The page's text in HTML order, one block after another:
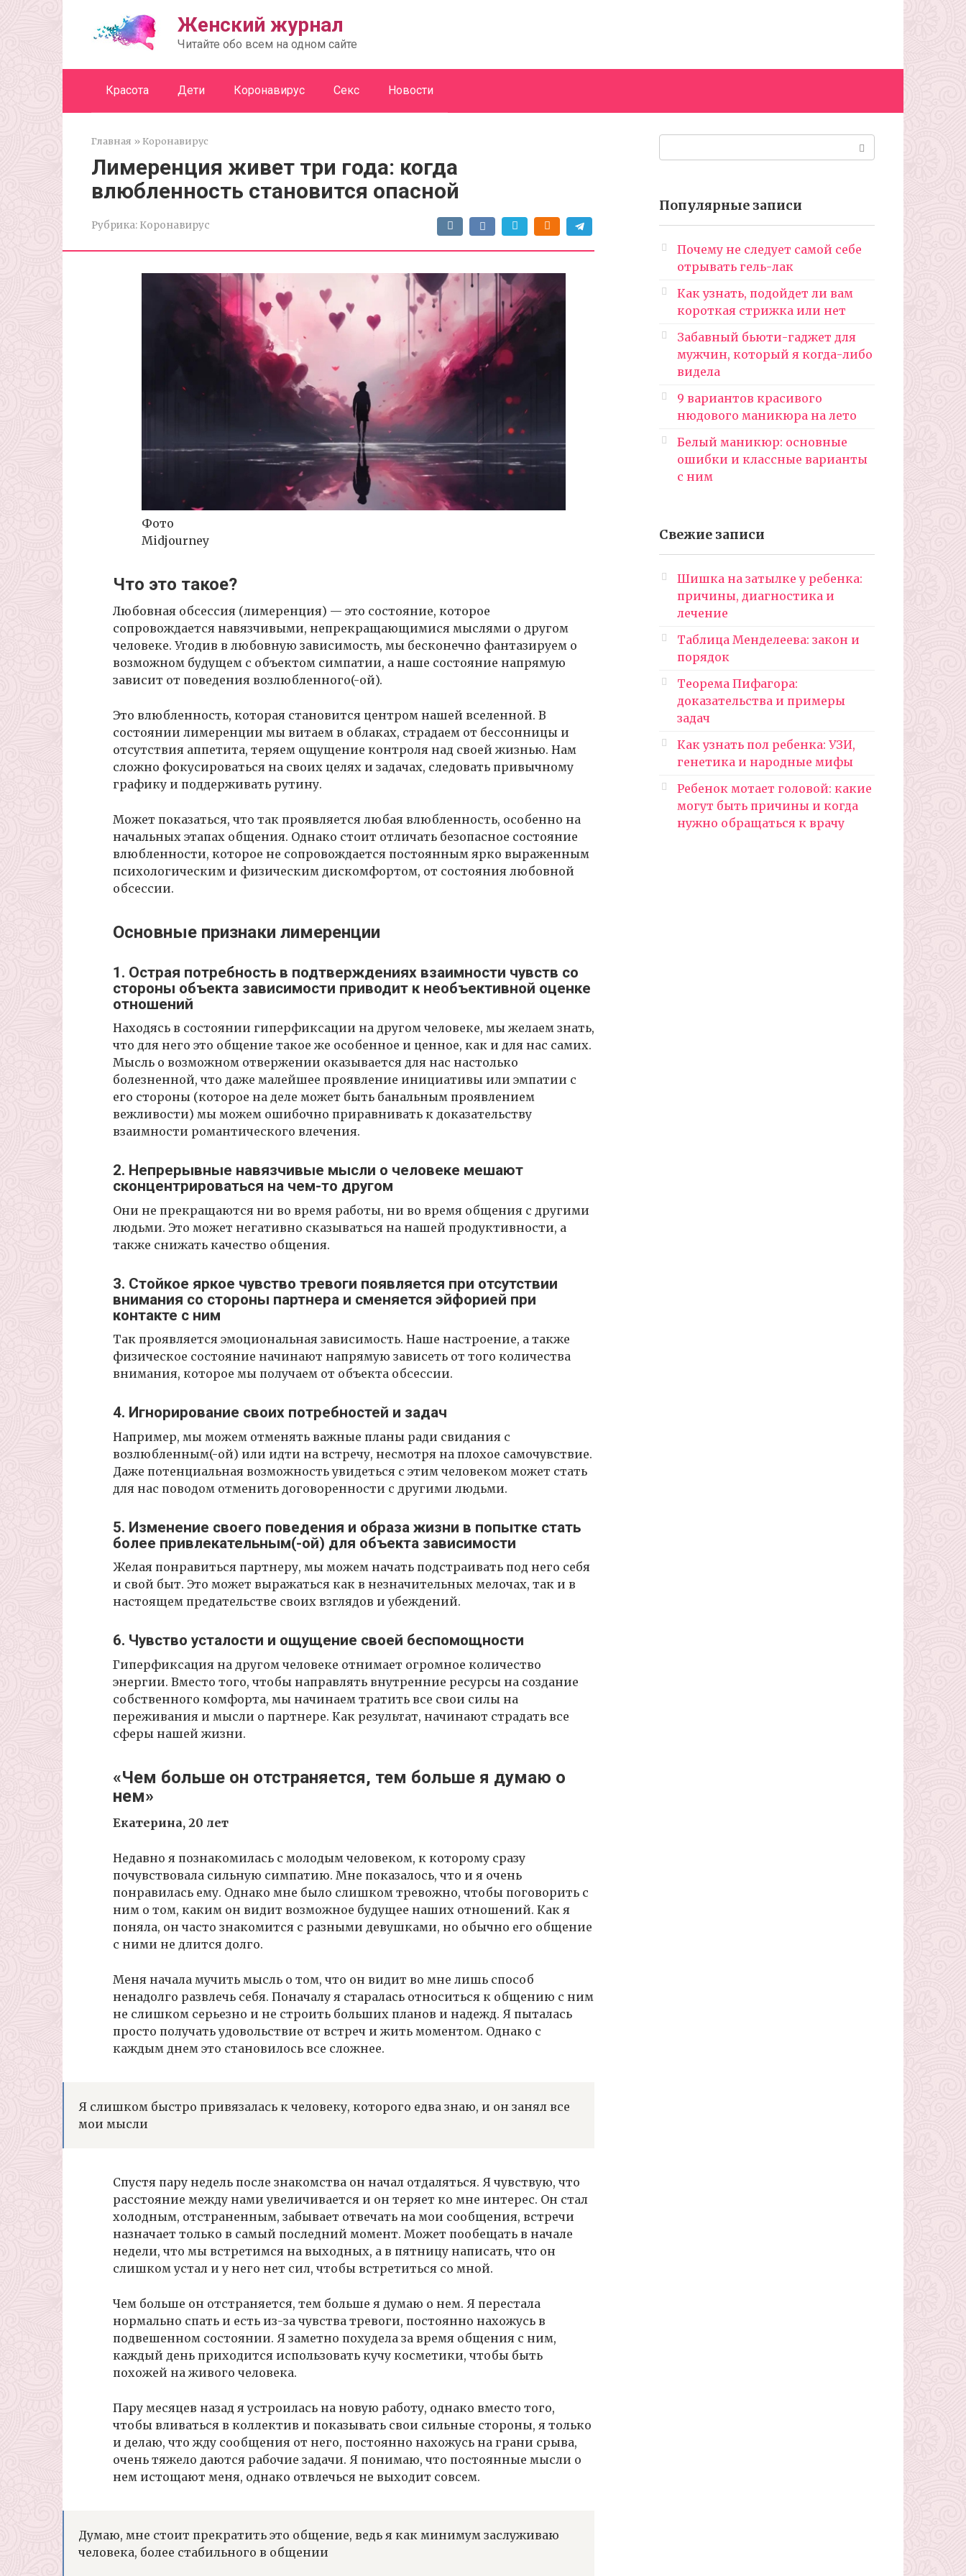
Женский журнал
Читайте обо всем на одном сайте
Красота Дети Коронавирус Секс Новости
Главная »Коронавирус
Лимеренция живет три года: когда
влюбленность становится опасной
Рубрика: Коронавирус
Фото
Midjourney
Что это такое?
Любовная обсессия (лимеренция) — это состояние, которое
сопровождается навязчивыми, непрекращающимися мыслями о другом
человеке. Угодив в любовную зависимость, мы бесконечно фантазируем о
возможном будущем с объектом симпатии, а наше состояние напрямую
зависит от поведения возлюбленного(-ой).
Это влюбленность, которая становится центром нашей вселенной. В
состоянии лимеренции мы витаем в облаках, страдаем от бессонницы и
отсутствия аппетита, теряем ощущение контроля над своей жизнью. Нам
сложно фокусироваться на своих целях и задачах, следовать привычному
графику и поддерживать рутину.
Может показаться, что так проявляется любая влюбленность, особенно на
начальных этапах общения. Однако стоит отличать безопасное состояние
влюбленности, которое не сопровождается постоянным ярко выраженным
психологическим и физическим дискомфортом, от состояния любовной
обсессии.
Основные признаки лимеренции
1. Острая потребность в подтверждениях взаимности чувств со
стороны объекта зависимости приводит к необъективной оценке
отношений
Находясь в состоянии гиперфиксации на другом человеке, мы желаем знать,
что для него это общение такое же особенное и ценное, как и для нас самих.
Мысль о возможном отвержении оказывается для нас настолько
болезненной, что даже малейшее проявление инициативы или эмпатии с
его стороны (которое на деле может быть банальным проявлением
вежливости) мы можем ошибочно приравнивать к доказательству
взаимности романтического влечения.
2. Непрерывные навязчивые мысли о человеке мешают
сконцентрироваться на чем-то другом
Они не прекращаются ни во время работы, ни во время общения с другими
людьми. Это может негативно сказываться на нашей продуктивности, а
также снижать качество общения.
3. Стойкое яркое чувство тревоги появляется при отсутствии
внимания со стороны партнера и сменяется эйфорией при
контакте с ним
Так проявляется эмоциональная зависимость. Наше настроение, а также
физическое состояние начинают напрямую зависеть от того количества
внимания, которое мы получаем от объекта обсессии.
4. Игнорирование своих потребностей и задач
Например, мы можем отменять важные планы ради свидания с
возлюбленным(-ой) или идти на встречу, несмотря на плохое самочувствие.
Даже потенциальная возможность увидеться с этим человеком может стать
для нас поводом отменить договоренности с другими людьми.
5. Изменение своего поведения и образа жизни в попытке стать
более привлекательным(-ой) для объекта зависимости
Желая понравиться партнеру, мы можем начать подстраивать под него себя
и свой быт. Это может выражаться как в незначительных мелочах, так и в
настоящем предательстве своих взглядов и убеждений.
6. Чувство усталости и ощущение своей беспомощности
Гиперфиксация на другом человеке отнимает огромное количество
энергии. Вместо того, чтобы направлять внутренние ресурсы на создание
собственного комфорта, мы начинаем тратить все свои силы на
переживания и мысли о партнере. Как результат, начинают страдать все
сферы нашей жизни.
«Чем больше он отстраняется, тем больше я думаю о
нем»
Екатерина, 20 лет
Недавно я познакомилась с молодым человеком, к которому сразу
почувствовала сильную симпатию. Мне показалось, что и я очень
понравилась ему. Однако мне было слишком тревожно, чтобы поговорить с
ним о том, каким он видит возможное будущее наших отношений. Как я
поняла, он часто знакомится с разными девушками, но обычно его общение
с ними не длится долго.
Меня начала мучить мысль о том, что он видит во мне лишь способ
ненадолго развлечь себя. Поначалу я старалась относиться к общению с ним
не слишком серьезно и не строить больших планов и надежд. Я пыталась
просто получать удовольствие от встреч и жить моментом. Однако с
каждым днем это становилось все сложнее.
Я слишком быстро привязалась к человеку, которого едва знаю, и он занял все
мои мысли
Спустя пару недель после знакомства он начал отдаляться. Я чувствую, что
расстояние между нами увеличивается и он теряет ко мне интерес. Он стал
холодным, отстраненным, забывает отвечать на мои сообщения, встречи
назначает только в самый последний момент. Может пообещать в начале
недели, что мы встретимся на выходных, а в пятницу написать, что он
слишком устал и у него нет сил, чтобы встретиться со мной.
Чем больше он отстраняется, тем больше я думаю о нем. Я перестала
нормально спать и есть из-за чувства тревоги, постоянно нахожусь в
подвешенном состоянии. Я заметно похудела за время общения с ним,
каждый день приходится использовать кучу косметики, чтобы быть
похожей на живого человека.
Пару месяцев назад я устроилась на новую работу, однако вместо того,
чтобы вливаться в коллектив и показывать свои сильные стороны, я только
и делаю, что жду сообщения от него, постоянно нахожусь на грани срыва,
очень тяжело даются рабочие задачи. Я понимаю, что постоянные мысли о
нем истощают меня, однако отвлечься не выходит совсем.
Думаю, мне стоит прекратить это общение, ведь я как минимум заслуживаю
человека, более стабильного в общении
Популярные записи
Почему не следует самой себе
отрывать гель-лак
Как узнать, подойдет ли вам
короткая стрижка или нет
Забавный бьюти-гаджет для
мужчин, который я когда-либо
видела
9 вариантов красивого
нюдового маникюра на лето
Белый маникюр: основные
ошибки и классные варианты
с ним
Свежие записи
Шишка на затылке у ребенка:
причины, диагностика и
лечение
Таблица Менделеева: закон и
порядок
Теорема Пифагора:
доказательства и примеры
задач
Как узнать пол ребенка: УЗИ,
генетика и народные мифы
Ребенок мотает головой: какие
могут быть причины и когда
нужно обращаться к врачу